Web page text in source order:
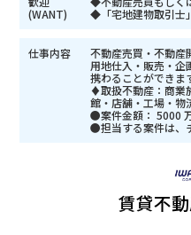
(WANT)
◆「宅地建物取引士
仕事内容
不動産売買・不動産
用地仕入・販売・企
携わることができま
♦取扱不動産：商業
館・店舗・工場・物
●案件金額： 5000
●担当する案件は、
賃貸不